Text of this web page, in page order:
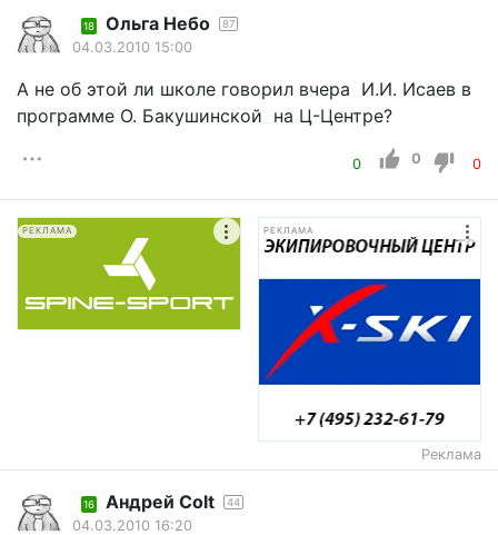
18 Ольга Небо 87
04.03.2010 15:00
А не об этой ли школе говорил вчера И.И. Исаев в
программе О. Бакушинской на Ц-Центре?
0 0 0
РЕКЛАМА РЕКЛАМА
Реклама
16 Андрей Colt 44
04.03.2010 16:20